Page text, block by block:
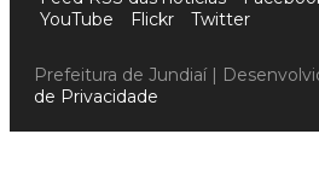
YouTube
Flickr Twitter
Prefeitura de Jundiaí |
de Privacidade